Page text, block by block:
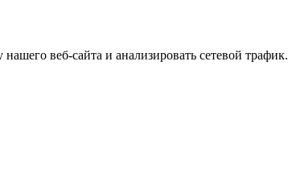
веб-сайта и анализировать сетевой трафик.